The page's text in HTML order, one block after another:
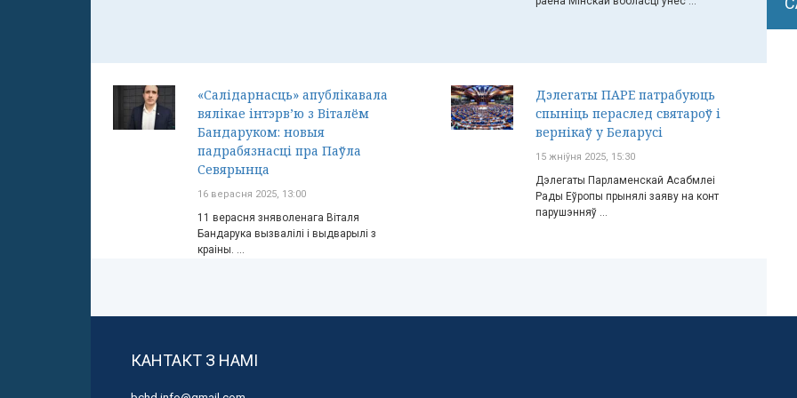
«Салідарнасць» апублікавала
вялікае інтэрв’ю з Віталём
Бандаруком: новыя
падрабязнасці пра Паўла
Севярынца
16 верасня 2025, 13:00
11 верасня зняволенага Віталя
Бандарука вызвалілі і выдварылі з
краіны. ...
Дэлегаты ПАРЕ патрабуюць
спыніць пераслед святароў і
вернікаў у Беларусі
15 жніўня 2025, 15:30
Дэлегаты Парламенскай Асабмлеі
Рады Еўропы прынялі заяву на конт
парушэнняў ...
КАНТАКТ З НАМІ